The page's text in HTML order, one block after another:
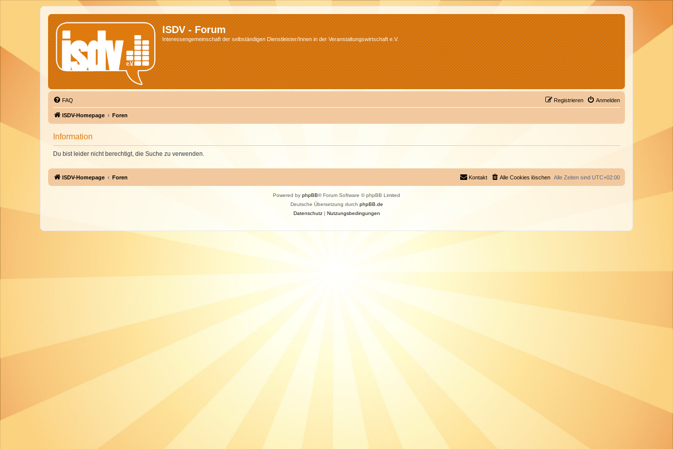
ISDV - Forum
Interessengemeinschaft der selbständigen Dienstleister/Innen in der Veranstaltungswirtschaft e.V.
FAQ Anmelden
Registrieren
ISDV-Homepage Foren
Information
Du bist leider nicht berechtigt, die Suche zu verwenden.
ISDV-Homepage Foren Alle Zeiten sind UTC+02:00
Alle Cookies löschen
Kontakt
Powered by phpBB® Forum Software © phpBB Limited
Deutsche Übersetzung durch phpBB.de
Datenschutz| Nutzungsbedingungen